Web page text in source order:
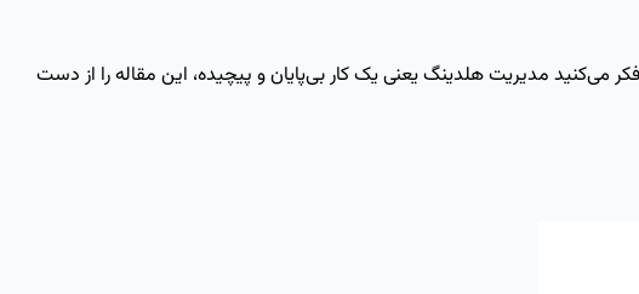
می‌کنید مدیریت هلدینگ یعنی یک کار بی‌پایان و پیچیده، این مقاله را از دست